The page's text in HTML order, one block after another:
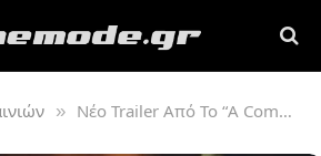
» Νέο Trailer Από Το “A Complete Unknown”